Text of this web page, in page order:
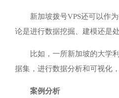
新加坡拨号VPS还可以作
论是进行数据挖掘、建模还是
比如，一所新加坡的大学
据集，进行数据分析和可视化
案例分析